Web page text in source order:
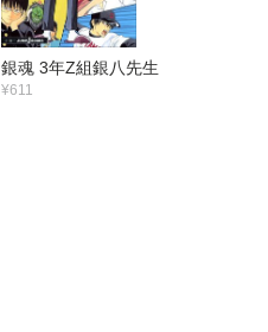
銀魂 3年Z組銀八先生
¥611